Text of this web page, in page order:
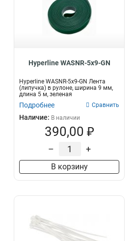
Hyperline WASNR-5x9-GN
Hyperline WASNR-5x9-GN Лента
(липучка) в рулоне, ширина 9 мм,
длина 5 м, зеленая
Подробнее Сравнить
Наличие: В наличии
390,00 ₽
– +
В корзину